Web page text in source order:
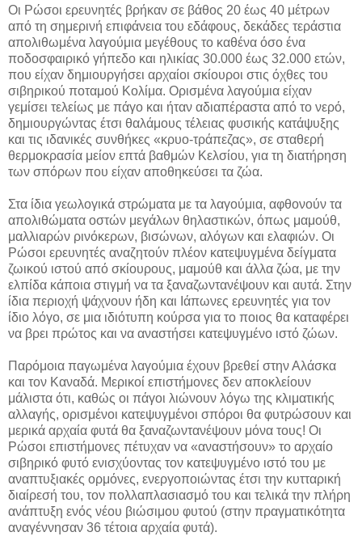
Οι Ρώσοι ερευνητές βρήκαν σε βάθος 20 έως 40 μέτρων
από τη σημερινή επιφάνεια του εδάφους, δεκάδες τεράστια
απολιθωμένα λαγούμια μεγέθους το καθένα όσο ένα
ποδοσφαιρικό γήπεδο και ηλικίας 30.000 έως 32.000 ετών,
που είχαν δημιουργήσει αρχαίοι σκίουροι στις όχθες του
σιβηρικού ποταμού Κολίμα. Ορισμένα λαγούμια είχαν
γεμίσει τελείως με πάγο και ήταν αδιαπέραστα από το νερό,
δημιουργώντας έτσι θαλάμους τέλειας φυσικής κατάψυξης
και τις ιδανικές συνθήκες «κρυο-τράπεζας», σε σταθερή
θερμοκρασία μείον επτά βαθμών Κελσίου, για τη διατήρηση
των σπόρων που είχαν αποθηκεύσει τα ζώα.
Στα ίδια γεωλογικά στρώματα με τα λαγούμια, αφθονούν τα
απολιθώματα οστών μεγάλων θηλαστικών, όπως μαμούθ,
μαλλιαρών ρινόκερων, βισώνων, αλόγων και ελαφιών. Οι
Ρώσοι ερευνητές αναζητούν πλέον κατεψυγμένα δείγματα
ζωικού ιστού από σκίουρους, μαμούθ και άλλα ζώα, με την
ελπίδα κάποια στιγμή να τα ξαναζωντανέψουν και αυτά. Στην
ίδια περιοχή ψάχνουν ήδη και Ιάπωνες ερευνητές για τον
ίδιο λόγο, σε μια ιδιότυπη κούρσα για το ποιος θα καταφέρει
να βρει πρώτος και να αναστήσει κατεψυγμένο ιστό ζώων.
Παρόμοια παγωμένα λαγούμια έχουν βρεθεί στην Αλάσκα
και τον Καναδά. Μερικοί επιστήμονες δεν αποκλείουν
μάλιστα ότι, καθώς οι πάγοι λιώνουν λόγω της κλιματικής
αλλαγής, ορισμένοι κατεψυγμένοι σπόροι θα φυτρώσουν και
μερικά αρχαία φυτά θα ξαναζωντανέψουν μόνα τους! Οι
Ρώσοι επιστήμονες πέτυχαν να «αναστήσουν» το αρχαίο
σιβηρικό φυτό ενισχύοντας τον κατεψυγμένο ιστό του με
αναπτυξιακές ορμόνες, ενεργοποιώντας έτσι την κυτταρική
διαίρεσή του, τον πολλαπλασιασμό του και τελικά την πλήρη
ανάπτυξη ενός νέου βιώσιμου φυτού (στην πραγματικότητα
αναγέννησαν 36 τέτοια αρχαία φυτά).